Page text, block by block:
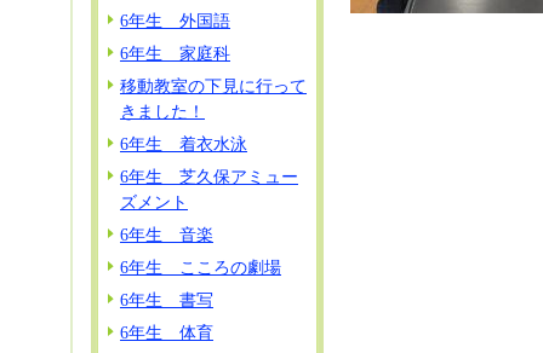
6年生 外国語
6年生 家庭科
移動教室の下見に行って
きました！
6年生 着衣水泳
6年生 芝久保アミュー
ズメント
6年生 音楽
6年生 こころの劇場
6年生 書写
6年生 体育